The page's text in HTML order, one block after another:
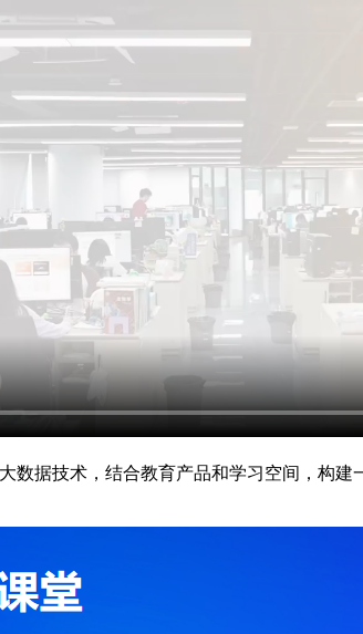
数据技术，结合教育产品和学习空间，构